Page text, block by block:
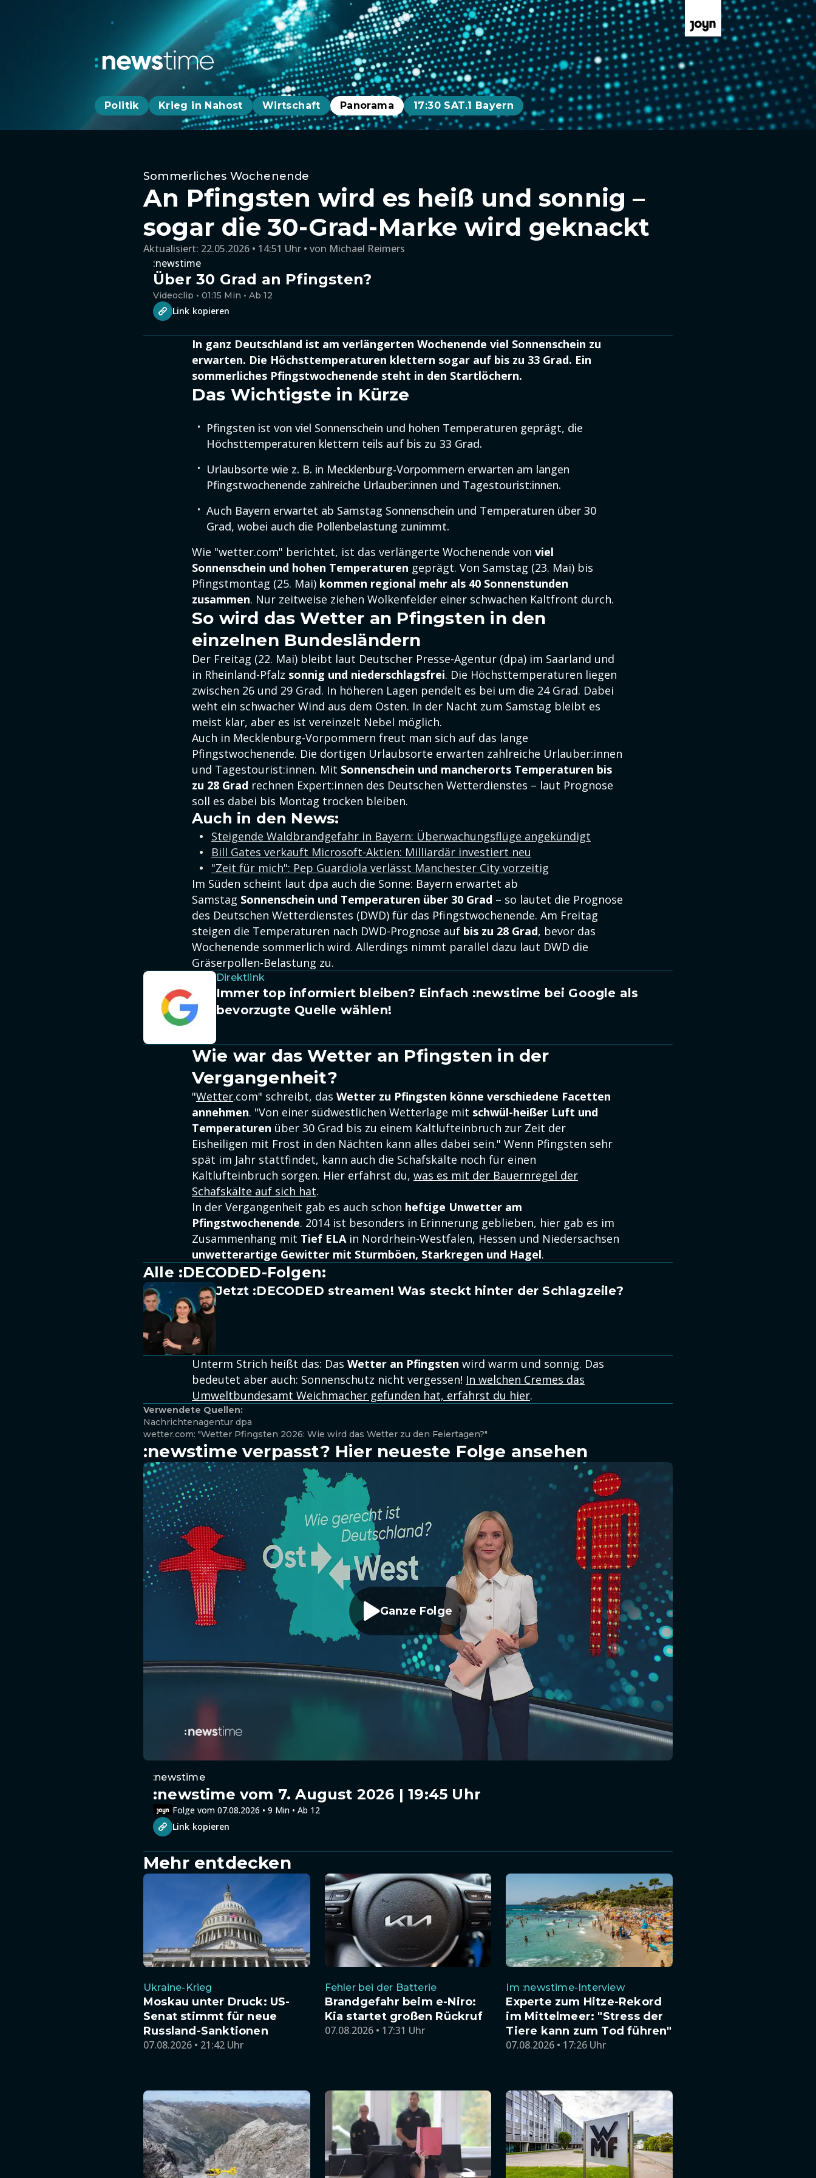
Politik Krieg in Nahost Wirtschaft Panorama 17:30 SAT.1 Bayern
Sommerliches Wochenende
An Pfingsten wird es heiß und sonnig –
sogar die 30-Grad-Marke wird geknackt
Aktualisiert: 22.05.2026 • 14:51 Uhr von Michael Reimers
:newstime
Über 30 Grad an Pfingsten?
Videoclip • 01:15 Min • Ab 12
Link kopieren
In ganz Deutschland ist am verlängerten Wochenende viel Sonnenschein zu
erwarten. Die Höchsttemperaturen klettern sogar auf bis zu 33 Grad. Ein
sommerliches Pfingstwochenende steht in den Startlöchern.
Das Wichtigste in Kürze
Pfingsten ist von viel Sonnenschein und hohen Temperaturen geprägt, die
Höchsttemperaturen klettern teils auf bis zu 33 Grad.
Urlaubsorte wie z. B. in Mecklenburg-Vorpommern erwarten am langen
Pfingstwochenende zahlreiche Urlauber:innen und Tagestourist:innen.
Auch Bayern erwartet ab Samstag Sonnenschein und Temperaturen über 30
Grad, wobei auch die Pollenbelastung zunimmt.
Wie "wetter.com" berichtet, ist das verlängerte Wochenende von viel
Sonnenschein und hohen Temperaturen geprägt. Von Samstag (23. Mai) bis
Pfingstmontag (25. Mai) kommen regional mehr als 40 Sonnenstunden
zusammen. Nur zeitweise ziehen Wolkenfelder einer schwachen Kaltfront durch.
So wird das Wetter an Pfingsten in den
einzelnen Bundesländern
Der Freitag (22. Mai) bleibt laut Deutscher Presse-Agentur (dpa) im Saarland und
in Rheinland-Pfalz sonnig und niederschlagsfrei. Die Höchsttemperaturen liegen
zwischen 26 und 29 Grad. In höheren Lagen pendelt es bei um die 24 Grad. Dabei
weht ein schwacher Wind aus dem Osten. In der Nacht zum Samstag bleibt es
meist klar, aber es ist vereinzelt Nebel möglich.
Auch in Mecklenburg-Vorpommern freut man sich auf das lange
Pfingstwochenende. Die dortigen Urlaubsorte erwarten zahlreiche Urlauber:innen
und Tagestourist:innen. Mit Sonnenschein und mancherorts Temperaturen bis
zu 28 Grad rechnen Expert:innen des Deutschen Wetterdienstes – laut Prognose
soll es dabei bis Montag trocken bleiben.
Auch in den News:
Steigende Waldbrandgefahr in Bayern: Überwachungsflüge angekündigt
Bill Gates verkauft Microsoft-Aktien: Milliardär investiert neu
"Zeit für mich": Pep Guardiola verlässt Manchester City vorzeitig
Im Süden scheint laut dpa auch die Sonne: Bayern erwartet ab
Samstag Sonnenschein und Temperaturen über 30 Grad – so lautet die Prognose
des Deutschen Wetterdienstes (DWD) für das Pfingstwochenende. Am Freitag
steigen die Temperaturen nach DWD-Prognose auf bis zu 28 Grad, bevor das
Wochenende sommerlich wird. Allerdings nimmt parallel dazu laut DWD die
Gräserpollen-Belastung zu.
Direktlink
Immer top informiert bleiben? Einfach :newstime bei Google als
bevorzugte Quelle wählen!
Wie war das Wetter an Pfingsten in der
Vergangenheit?
"Wetter.com" schreibt, das Wetter zu Pfingsten könne verschiedene Facetten
annehmen. "Von einer südwestlichen Wetterlage mit schwül-heißer Luft und
Temperaturen über 30 Grad bis zu einem Kaltlufteinbruch zur Zeit der
Eisheiligen mit Frost in den Nächten kann alles dabei sein." Wenn Pfingsten sehr
spät im Jahr stattfindet, kann auch die Schafskälte noch für einen
Kaltlufteinbruch sorgen. Hier erfährst du, was es mit der Bauernregel der
Schafskälte auf sich hat.
In der Vergangenheit gab es auch schon heftige Unwetter am
Pfingstwochenende. 2014 ist besonders in Erinnerung geblieben, hier gab es im
Zusammenhang mit Tief ELAin Nordrhein-Westfalen, Hessen und Niedersachsen
unwetterartige Gewitter mit Sturmböen, Starkregen und Hagel.
Alle :DECODED-Folgen:
Jetzt :DECODED streamen! Was steckt hinter der Schlagzeile?
Unterm Strich heißt das: Das Wetter an Pfingsten wird warm und sonnig. Das
bedeutet aber auch: Sonnenschutz nicht vergessen! In welchen Cremes das
Umweltbundesamt Weichmacher gefunden hat, erfährst du hier.
Verwendete Quellen:
Nachrichtenagentur dpa
wetter.com: "Wetter Pfingsten 2026: Wie wird das Wetter zu den Feiertagen?"
:newstime verpasst? Hier neueste Folge ansehen
Ganze Folge
:newstime
:newstime vom 7. August 2026 | 19:45 Uhr
Folge vom 07.08.2026 • 9 Min • Ab 12
Link kopieren
Mehr entdecken
Ukraine-Krieg
Moskau unter Druck: US-
Senat stimmt für neue
Russland-Sanktionen
07.08.2026 • 21:42 Uhr
Fehler bei der Batterie
Brandgefahr beim e-Niro:
Kia startet großen Rückruf
07.08.2026 • 17:31 Uhr
Im :newstime-Interview
Experte zum Hitze-Rekord
im Mittelmeer: "Stress der
Tiere kann zum Tod führen"
07.08.2026 • 17:26 Uhr